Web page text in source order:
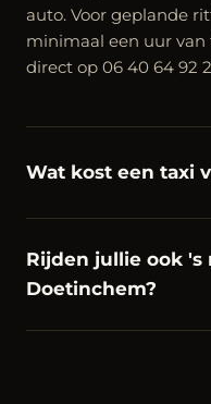
auto. Voor geplande
minimaal een uur van
direct op 06 40 64 92
Wat kost een taxi
Rijden jullie ook 's
Doetinchem?